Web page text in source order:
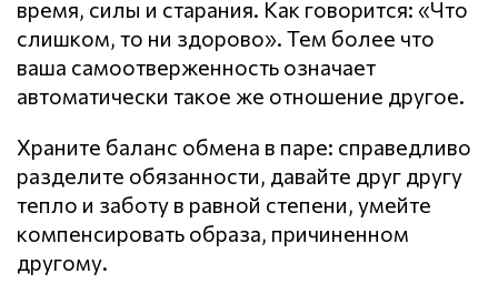
время, силы и старания. Как говорится: «Что
слишком, то ни здорово». Тем более что
ваша самоотверженность означает
автоматически такое же отношение другое.
Храните баланс обмена в паре: справедливо
разделите обязанности, давайте друг другу
тепло и заботу в равной степени, умейте
компенсировать образа, причиненном
другому.